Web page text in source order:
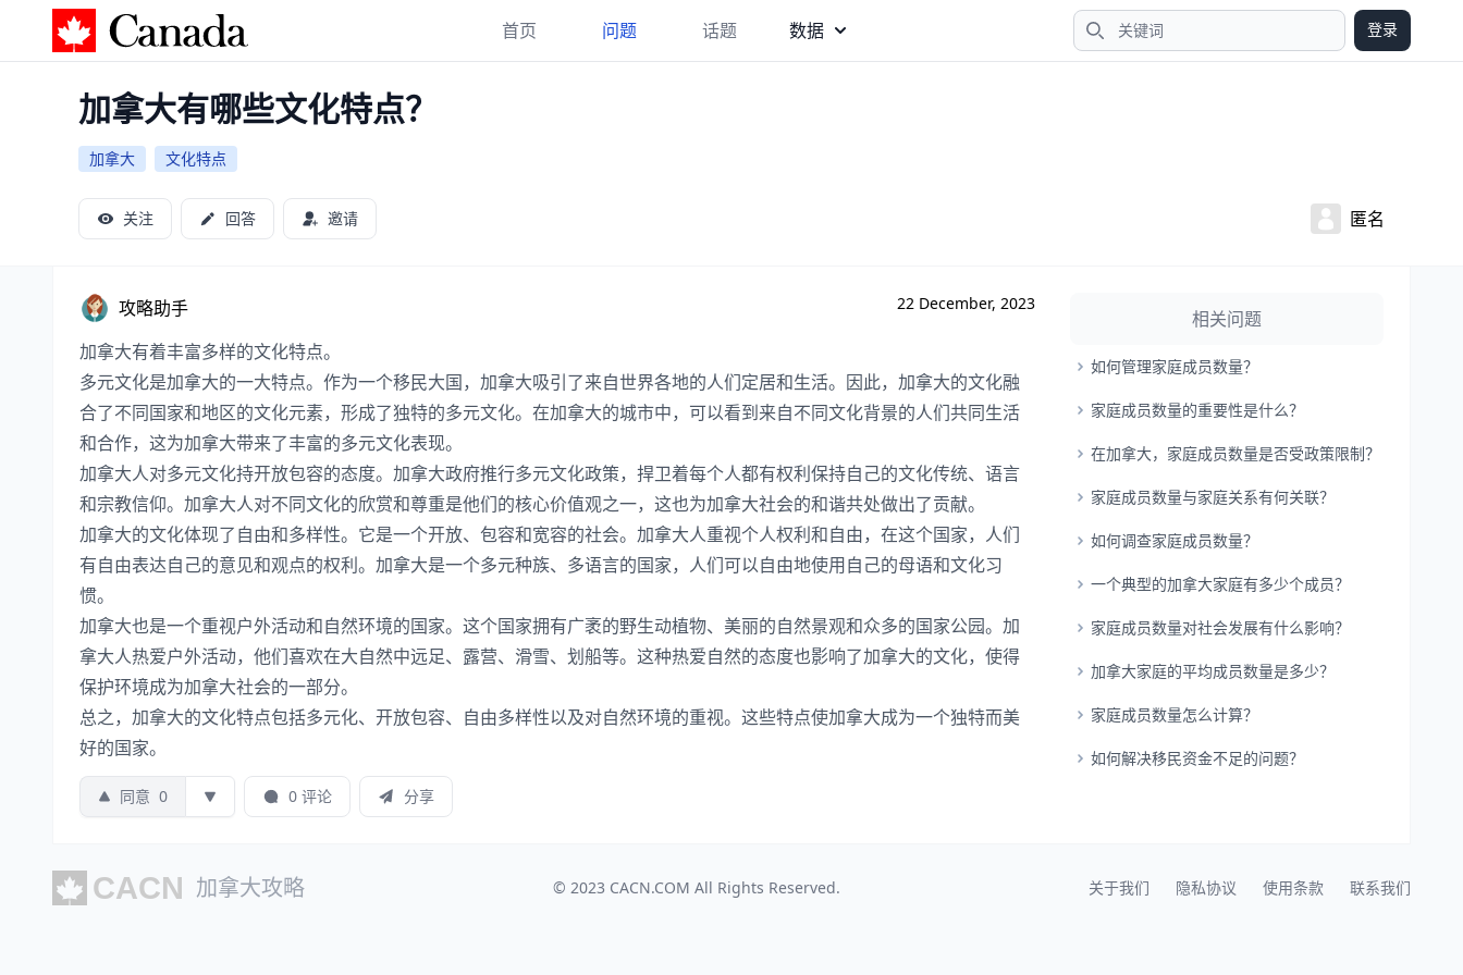
加拿大攻略 搜索
登录
首页 问题 话题 数据
加拿大有哪些文化特点？
加拿大 文化特点
关注 回答 邀请 匿名
攻略助手 22 December, 2023
加拿大有着丰富多样的文化特点。
多元文化是加拿大的一大特点。作为一个移民大国，加拿大吸引了来自世界各地的人们定居和生活。因此，加拿大的文化融
合了不同国家和地区的文化元素，形成了独特的多元文化。在加拿大的城市中，可以看到来自不同文化背景的人们共同生活
和合作，这为加拿大带来了丰富的多元文化表现。
加拿大人对多元文化持开放包容的态度。加拿大政府推行多元文化政策，捍卫着每个人都有权利保持自己的文化传统、语言
和宗教信仰。加拿大人对不同文化的欣赏和尊重是他们的核心价值观之一，这也为加拿大社会的和谐共处做出了贡献。
加拿大的文化体现了自由和多样性。它是一个开放、包容和宽容的社会。加拿大人重视个人权利和自由，在这个国家，人们
有自由表达自己的意见和观点的权利。加拿大是一个多元种族、多语言的国家，人们可以自由地使用自己的母语和文化习
惯。
加拿大也是一个重视户外活动和自然环境的国家。这个国家拥有广袤的野生动植物、美丽的自然景观和众多的国家公园。加
拿大人热爱户外活动，他们喜欢在大自然中远足、露营、滑雪、划船等。这种热爱自然的态度也影响了加拿大的文化，使得
保护环境成为加拿大社会的一部分。
总之，加拿大的文化特点包括多元化、开放包容、自由多样性以及对自然环境的重视。这些特点使加拿大成为一个独特而美
好的国家。
同意 0 0 评论 分享
相关问题
如何管理家庭成员数量？
家庭成员数量的重要性是什么？
在加拿大，家庭成员数量是否受政策限制？
家庭成员数量与家庭关系有何关联？
如何调查家庭成员数量？
一个典型的加拿大家庭有多少个成员？
家庭成员数量对社会发展有什么影响？
加拿大家庭的平均成员数量是多少？
家庭成员数量怎么计算？
如何解决移民资金不足的问题？
加拿大攻略 关于我们 隐私协议 使用条款 联系我们
© 2023 CACN.COM All Rights Reserved.